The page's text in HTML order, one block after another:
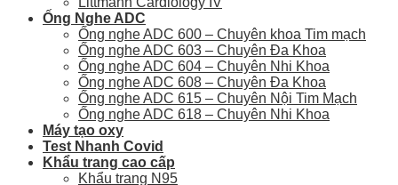
Ống Nghe ADC
Ống nghe ADC 600 – Chuyên khoa Tim mạch
Ống nghe ADC 603 – Chuyên Đa Khoa
Ống nghe ADC 604 – Chuyên Nhi Khoa
Ống nghe ADC 608 – Chuyên Đa Khoa
Ống nghe ADC 615 – Chuyên Nội Tim Mạch
Ống nghe ADC 618 – Chuyên Nhi Khoa
Máy tạo oxy
Test Nhanh Covid
Khẩu trang cao cấp
Khẩu trang N95